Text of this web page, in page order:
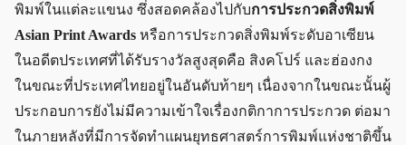
พิมพ์ในแต่ละแขนง ซึ่งสอดคล้องไปกับการประกวดสิ่งพิมพ์
Asian Print Awards หรือการประกวดสิ่งพิมพ์ระดับอาเซียน
ในอดีตประเทศที่ได้รับรางวัลสูงสุดคือ สิงคโปร์ และฮ่องกง
ในขณะที่ประเทศไทยอยู่ในอันดับท้ายๆ เนื่องจากในขณะนั้นผู้
ประกอบการยังไม่มีความเข้าใจเรื่องกติกาการประกวด ต่อมา
ในภายหลังที่มีการจัดทำแผนยุทธศาสตร์การพิมพ์แห่งชาติขึ้น